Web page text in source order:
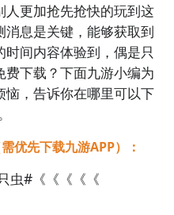
风格（像素/3D/手
塔防？剧情选择？）、
存”“文字冒险”等特征。
描述，我将很乐意为您
文手游。
更加抢先抢快的玩到这
息是关键，能够获取到
间内容体验到，偶是只
下载？下面九游小编为
，告诉你在哪里可以下
优先下载九游APP）：
虫#《《《《《